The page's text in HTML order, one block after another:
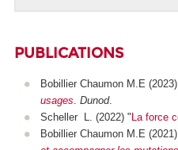
PUBLICATIONS
Bobillier Chaumon M.E
usages. Dunod.
Scheller L. (2022) " La force
Bobillier Chaumon M.E